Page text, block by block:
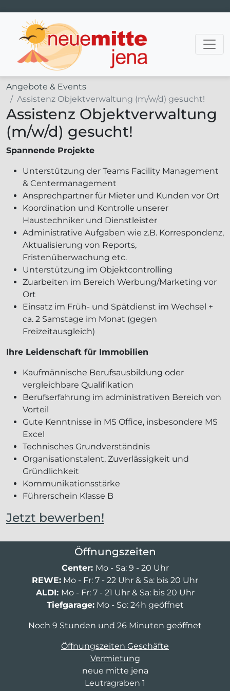
Hauptnavigation
Angebote & Events
Assistenz Objektverwaltung (m/w/d) gesucht!
Assistenz Objektverwaltung
(m/w/d) gesucht!
Spannende Projekte
Unterstützung der Teams Facility Management
& Centermanagement
Ansprechpartner für Mieter und Kunden vor Ort
Koordination und Kontrolle unserer
Haustechniker und Dienstleister
Administrative Aufgaben wie z.B. Korrespondenz,
Aktualisierung von Reports,
Fristenüberwachung etc.
Unterstützung im Objektcontrolling
Zuarbeiten im Bereich Werbung/Marketing vor
Ort
Einsatz im Früh- und Spätdienst im Wechsel +
ca. 2 Samstage im Monat (gegen
Freizeitausgleich)
Ihre Leidenschaft für Immobilien
Kaufmännische Berufsausbildung oder
vergleichbare Qualifikation
Berufserfahrung im administrativen Bereich von
Vorteil
Gute Kenntnisse in MS Office, insbesondere MS
Excel
Technisches Grundverständnis
Organisationstalent, Zuverlässigkeit und
Gründlichkeit
Kommunikationsstärke
Führerschein Klasse B
Jetzt bewerben!
Öffnungszeiten
Center: Mo - Sa: 9 - 20 Uhr
REWE: Mo - Fr: 7 - 22 Uhr & Sa: bis 20 Uhr
ALDI: Mo - Fr: 7 - 21 Uhr & Sa: bis 20 Uhr
Tiefgarage:Mo - So: 24h geöffnet
Noch 9 Stunden und 26 Minuten geöffnet
Öffnungszeiten Geschäfte
Vermietung
neue mitte jena
Leutragraben 1